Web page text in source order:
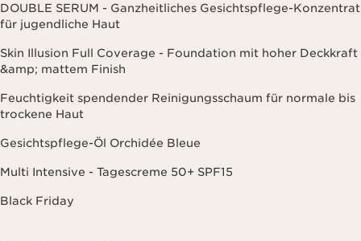
DOUBLE SERUM - Ganzheitliches Gesichtspflege-Konzentrat
für jugendliche Haut
Skin Illusion Full Coverage - Foundation mit hoher Deckkraft
&amp; mattem Finish
Feuchtigkeit spendender Reinigungsschaum für normale bis
trockene Haut
Gesichtspflege-Öl Orchidée Bleue
Multi Intensive - Tagescreme 50+ SPF15
Black Friday